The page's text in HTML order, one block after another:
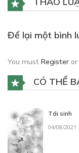
Để lại một bình
You must Register or
CÓ THỂ
Tái sinh
04/08/2021